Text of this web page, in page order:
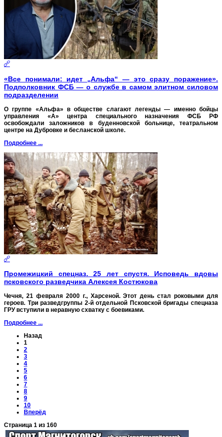
«Все понимали: идет „Альфа“ — это сразу поражение».
Подполковник ФСБ — о службе в самом элитном силовом
подразделении
О группе «Альфа» в обществе слагают легенды — именно бойцы
управления «А» центра специального назначения ФСБ РФ
освобождали заложников в буденновской больнице, театральном
центре на Дубровке и бесланской школе.
Подробнее ...
Промежицкий спецназ. 25 лет спустя. Исповедь вдовы
псковского разведчика Алексея Костюкова
Чечня, 21 февраля 2000 г., Харсеной. Этот день стал роковыми для
героев. Три разведгруппы 2-й отдельной Псковской бригады спецназа
ГРУ вступили в неравную схватку с боевиками.
Подробнее ...
Назад
1
2
3
4
5
6
7
8
9
10
Вперёд
Страница 1 из 160